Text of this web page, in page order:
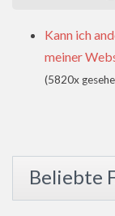
Kann ich
meiner
(5820x
Beliebte